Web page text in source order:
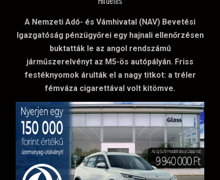
A Nemzeti Adó- és Vámhivatal (NAV) Bevetési
Igazgatóság pénzügyőrei egy hajnali ellenőrzésen
buktatták le az angol rendszámú
járműszerelvényt az M5-ös autópályán. Friss
festéknyomok árulták el a nagy titkot: a tréler
fémváza cigarettával volt kitömve.